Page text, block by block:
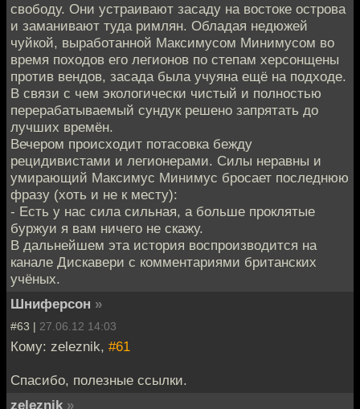
свободу. Они устраивают засаду на востоке острова
и заманивают туда римлян. Обладая недюжей
чуйкой, выработанной Максимусом Минимусом во
время походов его легионов по степам херсонщены
против вендов, засада была учуяна ещё на подходе.
В связи с чем экологически чистый и полностью
перерабатываемый сундук решено запрятать до
лучших времён.
Вечером происходит потасовка бежду
рецидивистами и легионерами. Силы неравны и
умирающий Максимус Минимус бросает последнюю
фразу (хоть и не к месту):
- Есть у нас сила сильная, а больше проклятые
буржуи я вам ничего не скажу.
В дальнейшем эта история воспроизводится на
канале Дискавери с комментариями британских
учёных.
Шниферсон »
#63 | 27.06.12 14:03
Кому: zeleznik, #61
Спасибо, полезные ссылки.
zeleznik »